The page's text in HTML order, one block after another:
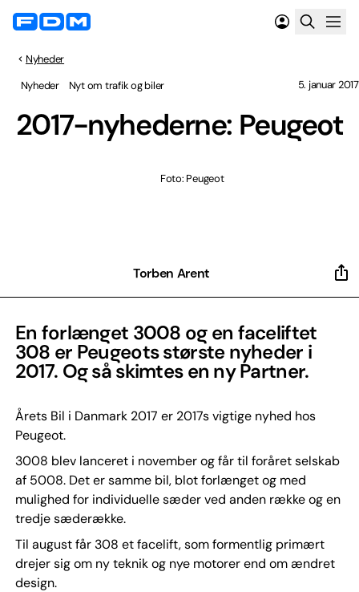
Nyheder
2017-nyhederne: Peugeot
Nyheder Nyt om trafik og biler 5. januar 2017
Foto: Peugeot
Torben Arent
En forlænget 3008 og en faceliftet
308 er Peugeots største nyheder i
2017. Og så skimtes en ny Partner.
Årets Bil i Danmark 2017 er 2017s vigtige nyhed hos
Peugeot.
3008 blev lanceret i november og får til foråret selskab
af 5008. Det er samme bil, blot forlænget og med
mulighed for individuelle sæder ved anden række og en
tredje sæderække.
Til august får 308 et facelift, som formentlig primært
drejer sig om ny teknik og nye motorer end om ændret
design.